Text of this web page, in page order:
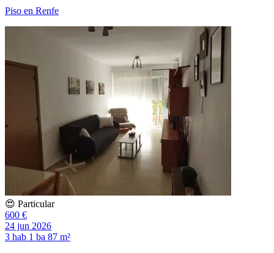
Piso en Renfe
😍 Particular
600 €
24 jun 2026
3 hab 1 ba 87 m²